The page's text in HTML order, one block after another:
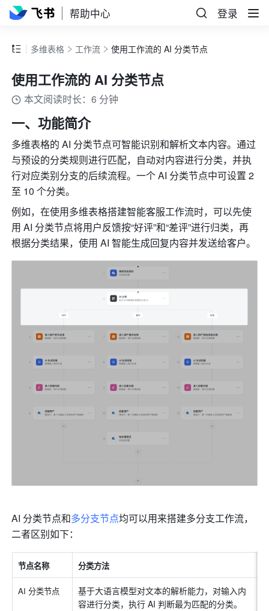
帮助中心 登录
多维表格 工作流 使用工作流的 AI 分类节点
使用工作流的 AI 分类节点
本文阅读时长：6 分钟
一、功能简介
多维表格的 AI 分类节点可智能识别和解析文本内容。通过
与预设的分类规则进行匹配，自动对内容进行分类，并执
行对应类别分支的后续流程。一个 AI 分类节点中可设置 2
至 10 个分类。
例如，在使用多维表格搭建智能客服工作流时，可以先使
用 AI 分类节点将用户反馈按“好评”和“差评”进行归类，再
根据分类结果，使用 AI 智能生成回复内容并发送给客户。
AI 分类节点和多分支节点均可以用来搭建多分支工作流，
二者区别如下：
节点名称 分类方法
AI 分类节点
基于大语言模型对文本的解析能力，对输入内
容进行分类，执行 AI 判断最为匹配的分类。